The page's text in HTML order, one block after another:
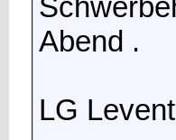
Abend .
LG Levent